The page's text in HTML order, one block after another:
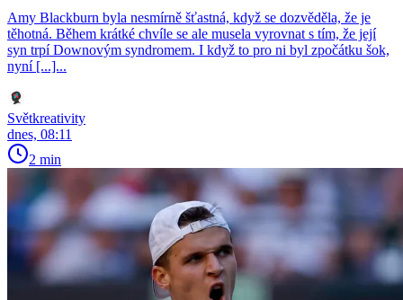
Amy Blackburn byla nesmírně šťastná, když se dozvěděla, že je
těhotná. Během krátké chvíle se ale musela vyrovnat s tím, že její
syn trpí Downovým syndromem. I když to pro ni byl zpočátku šok,
nyní [...]...
Světkreativity
dnes, 08:11
2 min